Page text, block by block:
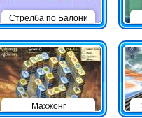
Стрелба по Балони
Махжонг